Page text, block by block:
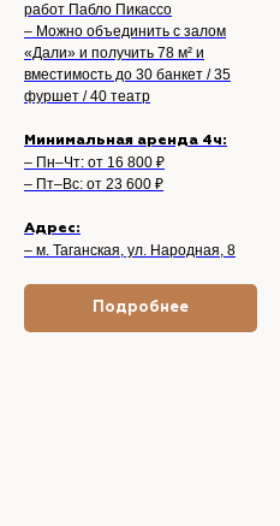
работ Пабло Пикассо
– Можно объединить с залом
«Дали» и получить 78 м² и
вместимость до 30 банкет / 35
фуршет / 40 театр
Минимальная аренда 4ч:
– Пн–Чт: от 16 800 ₽
– Пт–Вс: от 23 600 ₽
Адрес:
– м. Таганская, ул. Народная, 8
Подробнее